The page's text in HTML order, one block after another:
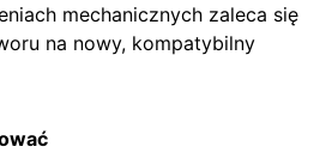
mechanicznych zaleca się
na nowy, kompatybilny